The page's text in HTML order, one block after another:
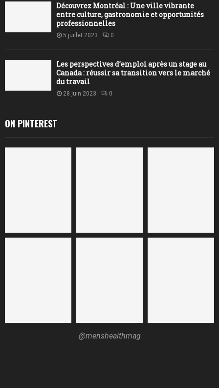
Découvrez Montréal : Une ville vibrante
entre culture, gastronomie et opportunités
professionnelles
5 juillet 2023 0
Les perspectives d’emploi après un stage au
Canada : réussir sa transition vers le marché
du travail
28 juin 2023 0
ON PINTEREST
@menshealthmag